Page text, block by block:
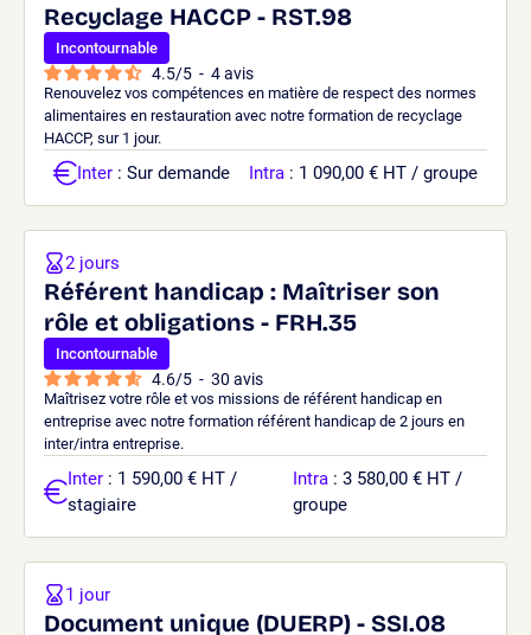
Recyclage HACCP - RST.98
Incontournable
4.5/5 - 4avis
Renouvelez vos compétences en matière de respect des normes
alimentaires en restauration avec notre formation de recyclage
HACCP, sur 1 jour.
Inter : Sur demande Intra : 1 090,00 € HT / groupe
Référent handicap : Maîtriser son
rôle et obligations - FRH.35
Incontournable
4.6/5 - 30 avis
Maîtrisez votre rôle et vos missions de référent handicap en
entreprise avec notre formation référent handicap de 2 jours en
inter/intra entreprise.
2 jours
Inter : 1 590,00 € HT /
stagiaire
Intra : 3 580,00 € HT /
groupe
Document unique (DUERP) - SSI.08
1 jour